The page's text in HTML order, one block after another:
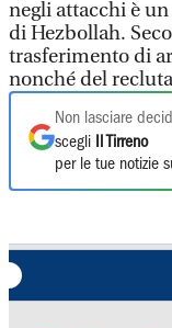
negli attacchi è
di Hezbollah.
trasferimento di
nonché del
Non lasciare
scegli
Il Tirreno
per le tue notizie